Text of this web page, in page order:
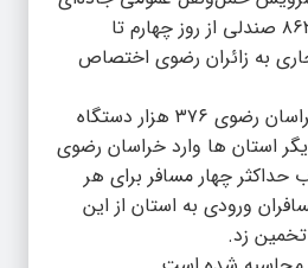
به ظرفیت ۲۵۵ هزار و ۸۶۲ صندلی از روز چهارم تا
به زائران رضوی اختصاص
مطابق اعلام راهداری خراسان رضوی ۳۷۶ هزار دستگاه
استان ها وارد خراسان رضوی
چهار مسافر برای هر
ورودی به استان از این